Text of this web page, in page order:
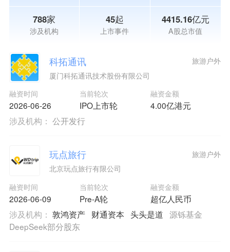
788家
涉及机构
45起
上市事件
4415.16亿元
A股总市值
科拓通讯
厦门科拓通讯技术股份有限公司
融资时间
2026-06-26
当前轮次
IPO上市轮
融资金额
4.00亿港元
旅游户外
涉及机构： 公开发行
玩点旅行
北京玩点旅行有限公司
融资时间
2026-06-09
当前轮次
Pre-A轮
融资金额
超亿人民币
旅游户外
涉及机构： 敦鸿资产 财通资本 头头是道 源铄基金
DeepSeek部分股东